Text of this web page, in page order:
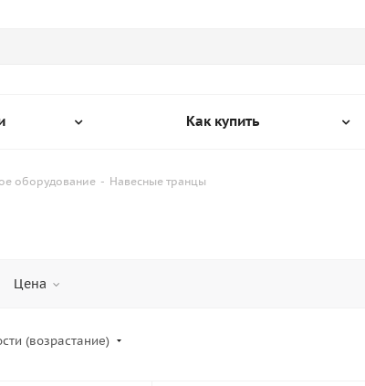
Как купить
оборудование - Навесные транцы
Цена
(возрастание)